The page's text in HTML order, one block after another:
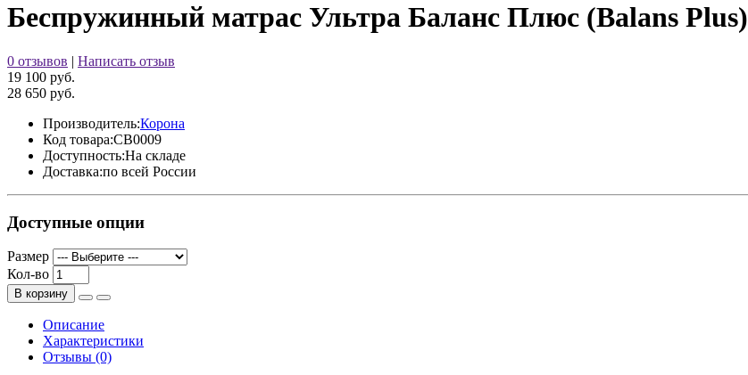
Беспружинный матрас Ультра Баланс Плюс (Balans Plus)
0 отзывов | Написать отзыв
19 100 руб.
28 650 руб.
Производитель:Корона
Код товара:CB0009
Доступность:На складе
Доставка:по всей России
Доступные опции
Размер
Кол-во
В корзину
Описание
Характеристики
Отзывы (0)